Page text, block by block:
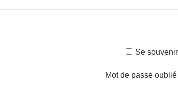
Se
Mot de passe